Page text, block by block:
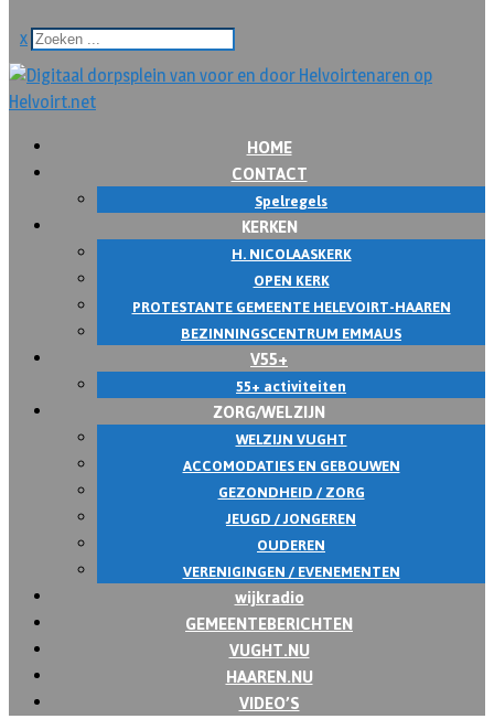
x
HOME
CONTACT
Spelregels
KERKEN
H. NICOLAASKERK
OPEN KERK
PROTESTANTE GEMEENTE HELEVOIRT-HAAREN
BEZINNINGSCENTRUM EMMAUS
V55+
55+ activiteiten
ZORG/WELZIJN
WELZIJN VUGHT
ACCOMODATIES EN GEBOUWEN
GEZONDHEID / ZORG
JEUGD / JONGEREN
OUDEREN
VERENIGINGEN / EVENEMENTEN
wijkradio
GEMEENTEBERICHTEN
VUGHT.NU
HAAREN.NU
VIDEO’S